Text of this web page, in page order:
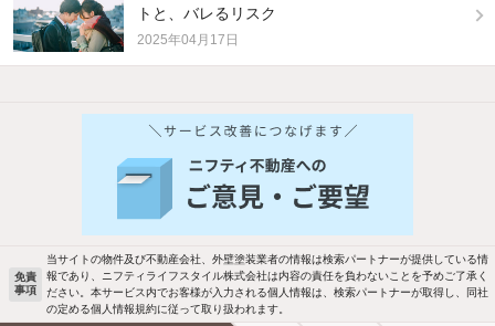
トと、バレるリスク
2025年04月17日
バス・トイレ別 2階以上
洗濯機置場あり 独立洗面台
免責
事項
当サイトの物件及び不動産会社、外壁塗装業者の情報は検索パートナーが提供している情
報であり、ニフティライフスタイル株式会社は内容の責任を負わないことを予めご了承く
ださい。本サービス内でお客様が入力される個人情報は、検索パートナーが取得し、同社
の定める個人情報規約に従って取り扱われます。